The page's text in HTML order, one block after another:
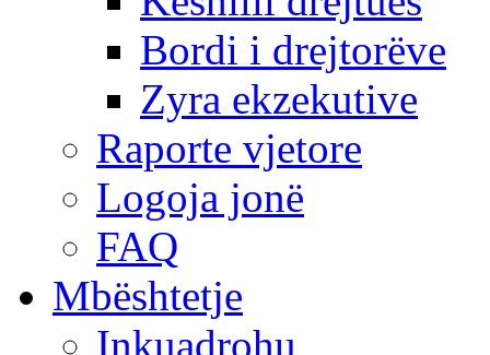
Bordi i drejtorëve
Zyra ekzekutive
Raporte vjetore
Logoja jonë
FAQ
Mbështetje
Inkuadrohu